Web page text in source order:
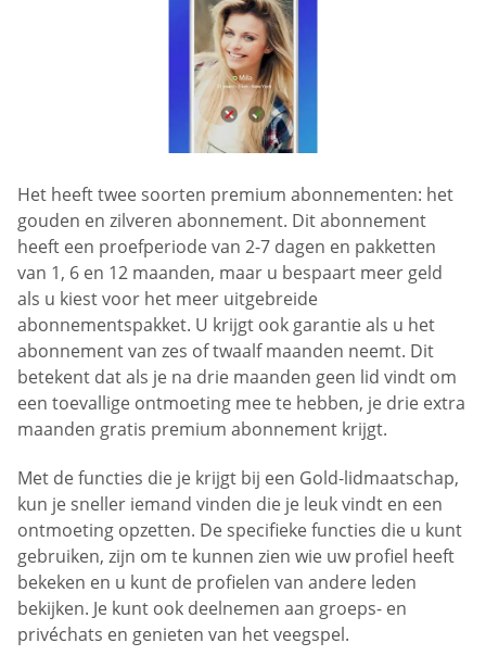
Het heeft twee soorten premium abonnementen: het
gouden en zilveren abonnement. Dit abonnement
heeft een proefperiode van 2-7 dagen en pakketten
van 1, 6 en 12 maanden, maar u bespaart meer geld
als u kiest voor het meer uitgebreide
abonnementspakket. U krijgt ook garantie als u het
abonnement van zes of twaalf maanden neemt. Dit
betekent dat als je na drie maanden geen lid vindt om
een toevallige ontmoeting mee te hebben, je drie extra
maanden gratis premium abonnement krijgt.
Met de functies die je krijgt bij een Gold-lidmaatschap,
kun je sneller iemand vinden die je leuk vindt en een
ontmoeting opzetten. De specifieke functies die u kunt
gebruiken, zijn om te kunnen zien wie uw profiel heeft
bekeken en u kunt de profielen van andere leden
bekijken. Je kunt ook deelnemen aan groeps- en
privéchats en genieten van het veegspel.